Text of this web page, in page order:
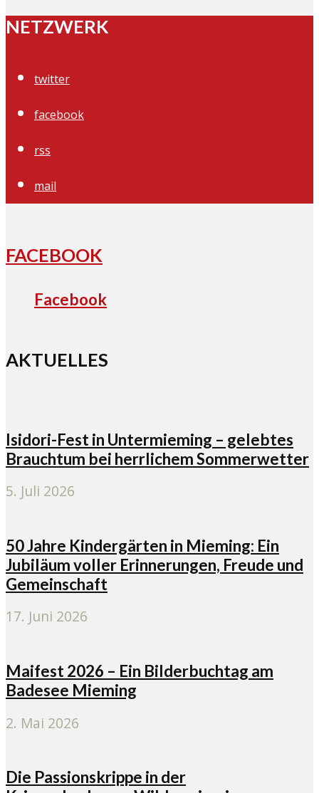
NETZWERK
twitter
facebook
rss
mail
FACEBOOK
Facebook
AKTUELLES
Isidori-Fest in Untermieming – gelebtes
Brauchtum bei herrlichem Sommerwetter
5. Juli 2026
50 Jahre Kindergärten in Mieming: Ein
Jubiläum voller Erinnerungen, Freude und
Gemeinschaft
17. Juni 2026
Maifest 2026 – Ein Bilderbuchtag am
Badesee Mieming
2. Mai 2026
Die Passionskrippe in der